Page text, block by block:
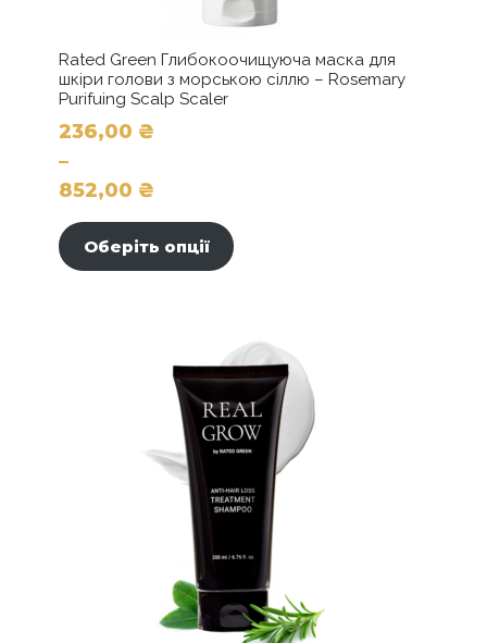
Rated Green Глибокоочищуюча маска для
шкіри голови з морською сіллю – Rosemary
Purifuing Scalp Scaler
236,00 ₴
–
852,00 ₴
Діапазон
цін:
від
Оберіть опції
можна
вибрати
на
сторінці
товару